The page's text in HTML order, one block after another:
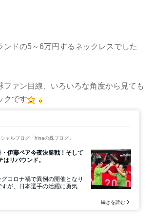
ンドの5～6万円するネックレスでした
ファン目線、いろいろな角度から見ても
クです